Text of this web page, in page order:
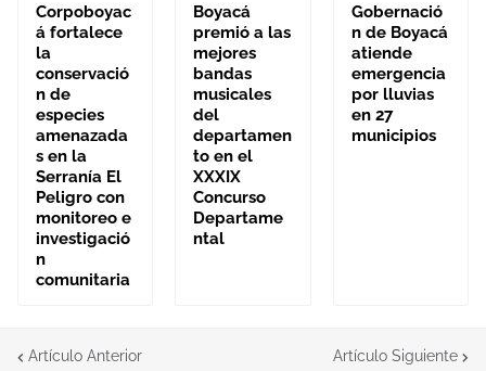
Corpoboyac
á fortalece
la
conservació
n de
especies
amenazada
s en la
Serranía El
Peligro con
monitoreo e
investigació
n
comunitaria
Boyacá
premió a las
mejores
bandas
musicales
del
departamen
to en el
XXXIX
Concurso
Departame
ntal
Gobernació
n de Boyacá
atiende
emergencia
por lluvias
en 27
municipios
Artículo Anterior Artículo Siguiente